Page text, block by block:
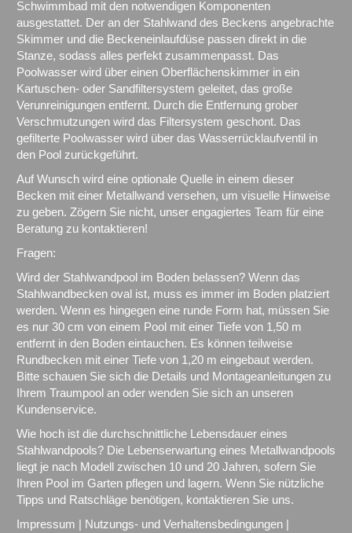
Schwimmbad mit den notwendigen Komponenten
ausgestattet. Der an der Stahlwand des Beckens angebrachte
Skimmer und die Beckeneinlaufdüse passen direkt in die
Stanze, sodass alles perfekt zusammenpasst. Das
Poolwasser wird über einen Oberflächenskimmer in ein
Kartuschen- oder Sandfiltersystem geleitet, das große
Verunreinigungen entfernt. Durch die Entfernung grober
Verschmutzungen wird das Filtersystem geschont. Das
gefilterte Poolwasser wird über das Wasserrücklaufventil in
den Pool zurückgeführt.
Auf Wunsch wird eine optionale Quelle in einem dieser
Becken mit einer Metallwand versehen, um visuelle Hinweise
zu geben. Zögern Sie nicht, unser engagiertes Team für eine
Beratung zu kontaktieren!
Fragen:
Wird der Stahlwandpool im Boden belassen? Wenn das
Stahlwandbecken oval ist, muss es immer im Boden platziert
werden. Wenn es hingegen eine runde Form hat, müssen Sie
es nur 30 cm von einem Pool mit einer Tiefe von 1,50 m
entfernt in den Boden eintauchen. Es können teilweise
Rundbecken mit einer Tiefe von 1,20 m eingebaut werden.
Bitte schauen Sie sich die Details und Montageanleitungen zu
Ihrem Traumpool an oder wenden Sie sich an unseren
Kundenservice.
Wie hoch ist die durchschnittliche Lebensdauer eines
Stahlwandpools? Die Lebenserwartung eines Metallwandpools
liegt je nach Modell zwischen 10 und 20 Jahren, sofern Sie
Ihren Pool im Garten pflegen und lagern. Wenn Sie nützliche
Tipps und Ratschläge benötigen, kontaktieren Sie uns.
Impressum
Nutzungs- und Verhaltensbedingungen